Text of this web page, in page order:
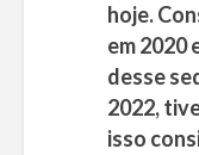
hoje.
em 2020
desse
2022,
isso